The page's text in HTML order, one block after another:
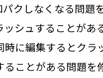
クしなくなる問題
シュすることがあ
時に編集するとク
ことがある問題を